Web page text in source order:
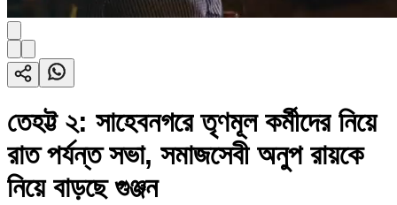
তেহট্ট ২: সাহেবনগরে তৃণমূল কর্মীদের নিয়ে
রাত পর্যন্ত সভা, সমাজসেবী অনুপ রায়কে
নিয়ে বাড়ছে গুঞ্জন